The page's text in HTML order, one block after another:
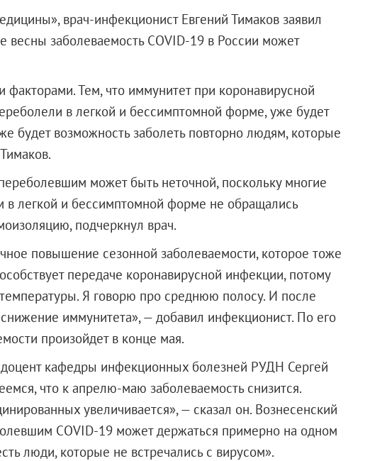
врач-инфекционист Евгений Тимаков заявил
весны заболеваемость COVID-19 в России может
Тем, что иммунитет при коронавирусной
в легкой и бессимптомной форме, уже будет
будет возможность заболеть повторно людям, которые
может быть неточной, поскольку многие
в легкой и бессимптомной форме не обращались
подчеркнул врач.
повышение сезонной заболеваемости, которое тоже
передаче коронавирусной инфекции, потому
Я говорю про среднюю полосу. И после
иммунитета», — добавил инфекционист. По его
произойдет в конце мая.
кафедры инфекционных болезней РУДН Сергей
что к апрелю-маю заболеваемость снизится.
увеличивается», — сказал он. Вознесенский
COVID-19 может держаться примерно на одном
люди, которые не встречались с вирусом».